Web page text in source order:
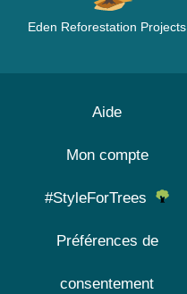
Eden Reforestation Projects
Aide
Mon compte
#StyleForTrees
Préférences de
consentement